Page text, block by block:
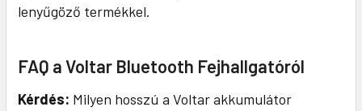
lenyűgöző termékkel.
FAQ a Voltar Bluetooth Fejhallgatóról
Kérdés: Milyen hosszú a Voltar akkumulátor